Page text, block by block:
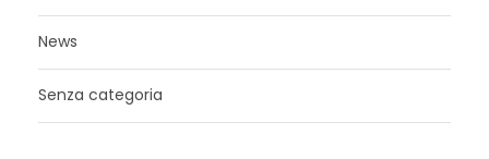
News
Senza categoria